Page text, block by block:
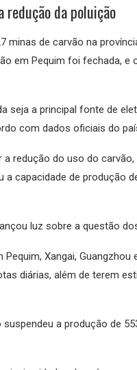
redução da poluição
minas de carvão na
em Pequim foi fechada,
seja a principal fonte de
com dados oficiais do
redução do uso do
a capacidade de produção
luz sobre a questão
Pequim, Xangai,
diárias, além de terem
suspendeu a produção de